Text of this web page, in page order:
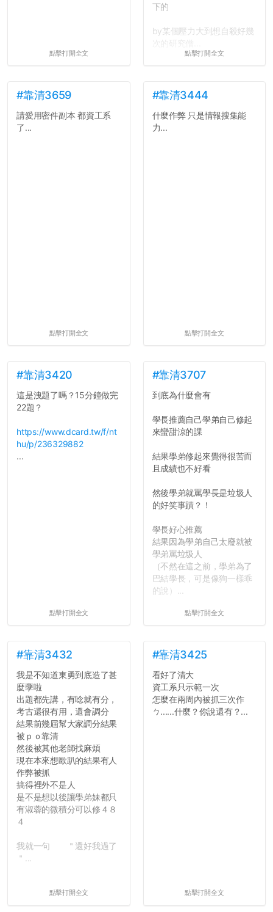
點擊打開全文
下的
by某個壓力大到想自殺好幾
點擊打開全文
#靠清3659
請愛用密件副本 都資工系
了...
點擊打開全文
#靠清3444
什麼作弊 只是情報搜集能
力...
點擊打開全文
#靠清3420
這是洩題了嗎？15分鐘做完
22題？
https://www.dcard.tw/f/nt
hu/p/236329882
...
點擊打開全文
#靠清3707
到底為什麼會有
學長推薦自己學弟自己修起
來蠻甜涼的課
結果學弟修起來覺得很苦而
且成績也不好看
然後學弟就罵學長是垃圾人
的好笑事蹟？！
學長好心推薦
結果因為學弟自己太廢就被
學弟罵垃圾人
（不然在這之前，學弟為了
巴結學長，可是像狗一樣乖
的說）...
點擊打開全文
#靠清3432
我是不知道東勇到底造了甚
麼孽啦
出題都先講，有唸就有分，
考古還很有用，還會調分
結果前幾屆幫大家調分結果
被ｐｏ靠清
然後被其他老師找麻煩
現在本來想歐趴的結果有人
作弊被抓
搞得裡外不是人
是不是想以後讓學弟妹都只
有淑蓉的微積分可以修４８
４
我就一句 ＂還好我過了
＂...
點擊打開全文
#靠清3425
看好了清大
資工系只示範一次
怎麼在兩周內被抓三次作
ㄅ......什麼？你說還有？...
點擊打開全文